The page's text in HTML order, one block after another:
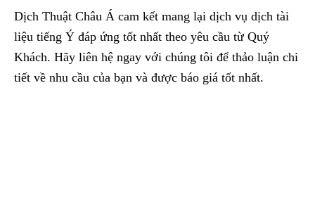
Dịch Thuật Châu Á cam kết mang lại dịch vụ dịch tài
liệu tiếng Ý đáp ứng tốt nhất theo yêu cầu từ Quý
Khách. Hãy liên hệ ngay với chúng tôi để thảo luận chi
tiết về nhu cầu của bạn và được báo giá tốt nhất.